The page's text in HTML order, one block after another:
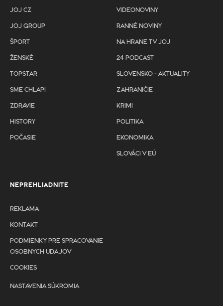
JOJ CZ
JOJ GROUP
ŠPORT
ŽENSKÉ
TOPSTAR
SME CHLAPI
ZDRAVIE
HISTORY
POČASIE
VIDEONOVINY
RANNÉ NOVINY
NA HRANE TV JOJ
24 PODCAST
SLOVENSKO - AKTUALITY
ZAHRANIČIE
KRIMI
POLITIKA
EKONOMIKA
SLOVÁCI V EÚ
NEPREHLIADNITE
REKLAMA
KONTAKT
PODMIENKY PRE SPRACOVANIE
OSOBNYCH UDAJOV
COOKIES
NASTAVENIA SÚKROMIA